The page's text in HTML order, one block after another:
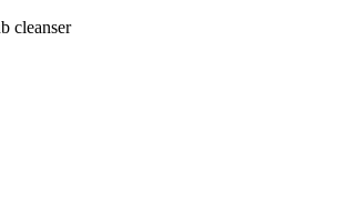
cleanser